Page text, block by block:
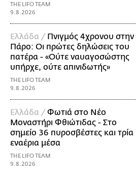
THE LIFO TEAM
9.8.2026
Ελλάδα / Πνιγμός 4χρονου στην
Πάρο: Οι πρώτες δηλώσεις του
πατέρα - «Ούτε ναυαγοσώστης
υπήρχε, ούτε απινιδωτής»
THE LIFO TEAM
9.8.2026
Ελλάδα /Φωτιά στο Νέο
Μοναστήρι Φθιώτιδας - Στο
σημείο 36 πυροσβέστες και τρία
εναέρια μέσα
THE LIFO TEAM
9.8.2026